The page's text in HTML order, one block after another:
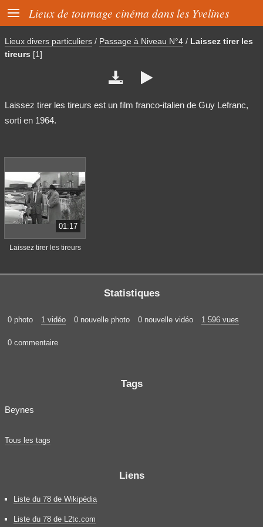
 Lieux de tournage cinéma dans les Yvelines
Lieux divers particuliers / Passage à Niveau N°4 / Laissez tirer les
tireurs [1]
 
Laissez tirer les tireurs est un film franco-italien de Guy Lefranc,
sorti en 1964.
01:17
Laissez tirer les tireurs
Statistiques
0 photo 1 vidéo 0 nouvelle photo 0 nouvelle vidéo 1 596 vues
0 commentaire
Tags
Beynes
Tous les tags
Liens
Liste du 78 de Wikipédia
Liste du 78 de L2tc.com